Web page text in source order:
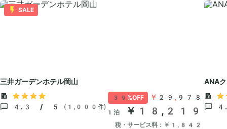
SALE
三井ガーデンホテル岡山
4.3 / 5 (1,000件)
39%OFF ￥29,978
1泊 ￥18,219
税・サービス料：￥1,842
ANA